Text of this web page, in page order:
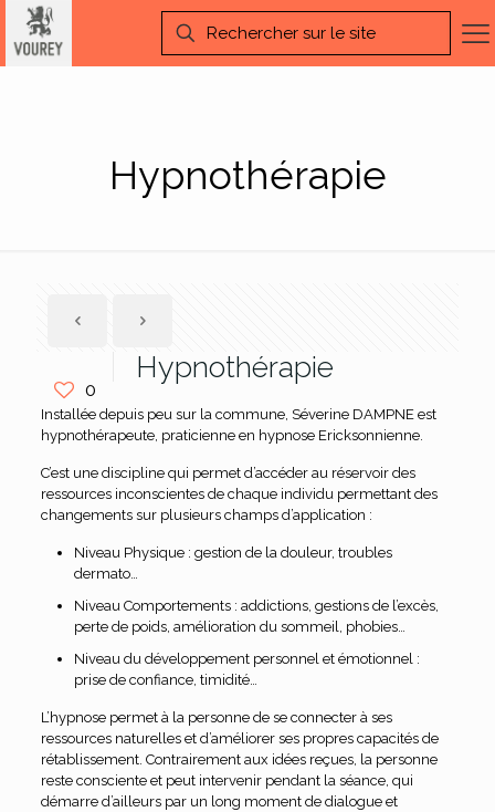
Hypnothérapie
0
Hypnothérapie
Installée depuis peu sur la commune, Séverine DAMPNE est
hypnothérapeute, praticienne en hypnose Ericksonnienne.
C’est une discipline qui permet d’accéder au réservoir des
ressources inconscientes de chaque individu permettant des
changements sur plusieurs champs d’application :
Niveau Physique : gestion de la douleur, troubles
dermato…
Niveau Comportements : addictions, gestions de l’excès,
perte de poids, amélioration du sommeil, phobies…
Niveau du développement personnel et émotionnel :
prise de confiance, timidité…
L’hypnose permet à la personne de se connecter à ses
ressources naturelles et d’améliorer ses propres capacités de
rétablissement. Contrairement aux idées reçues, la personne
reste consciente et peut intervenir pendant la séance, qui
démarre d’ailleurs par un long moment de dialogue et